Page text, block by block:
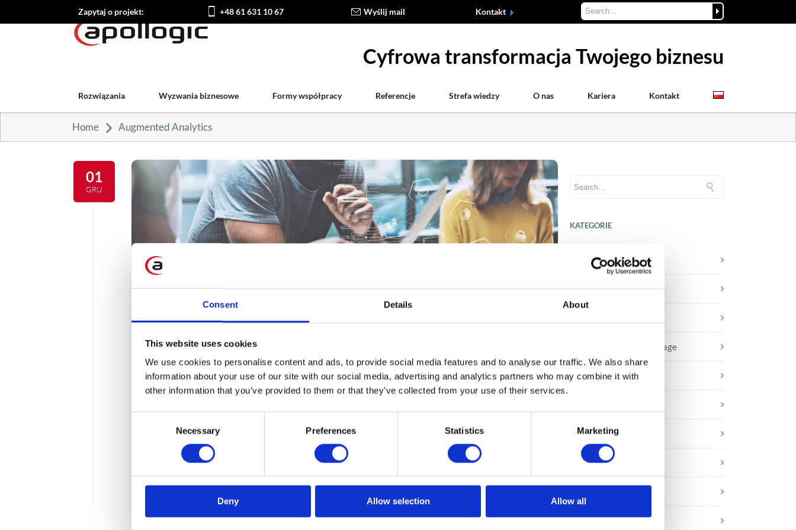
Consent Details About
This website uses cookies
We use cookies to personalise content and ads, to provide social media features and to analyse our traffic. We also share
information about your use of our site with our social media, advertising and analytics partners who may combine it with
other information that you’ve provided to them or that they’ve collected from your use of their services.
Necessary Preferences Statistics Marketing
Deny Allow selection Allow all
Zapytaj o projekt: +48 61 631 10 67 Wyślij mail Kontakt
Cyfrowa transformacja Twojego biznesu
Rozwiązania Wyzwania biznesowe Formy współpracy Referencje Strefa wiedzy O nas Kariera Kontakt
Home Augmented Analytics
01
GRU
SAP Analytics Cloud – przegląd wybranych
aktualizacji w czwartym kwartale 2022 roku
SAP Analytics Cloud łączy w sobie trzy podstawowe funkcje analityczne –
raportowanie, planowanie i predykcję, umożliwia integrację danych pochodzących z
różnych źródeł, a także oferuje możliwość dostosowania mocy obliczeniowej do
aktualnych potrzeb organizacji. Przyglądamy się nowym funkcjom SAC ogłoszonym w
czwartym kwartale 2022 roku.
KATEGORIE
Aktualności prawne
Baza wiedzy
Historie sukcesu front page
Inicjatywy pracowników
Porady karierowe
Rozwiązania Microsoft
Trendy w SAP-ie